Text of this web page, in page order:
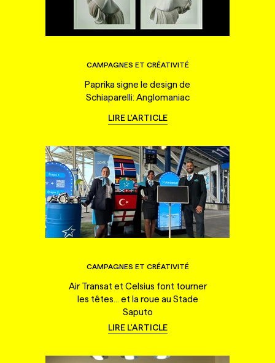
CAMPAGNES ET CRÉATIVITÉ
Paprika signe le design de
Schiaparelli: Anglomaniac
LIRE L'ARTICLE
CAMPAGNES ET CRÉATIVITÉ
Air Transat et Celsius font tourner
les têtes... et la roue au Stade
Saputo
LIRE L'ARTICLE